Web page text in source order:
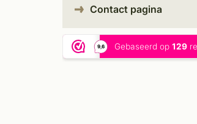
Contact pagina